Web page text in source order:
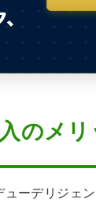
のメリ
ーデリジェ